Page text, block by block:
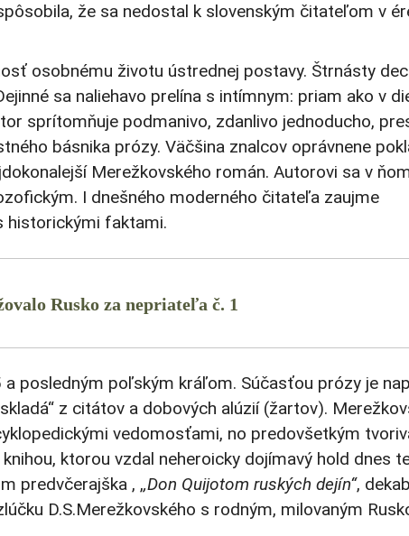
že sa nedostal k slovenským čitateľom v
osobnému životu ústrednej postavy. Štrnásty
sa naliehavo prelína s intímnym: priam ako v
sprítomňuje podmanivo, zdanlivo jednoducho,
básnika prózy. Väčšina znalcov oprávnene
Merežkovského román. Autorovi sa v
I dnešného moderného čitateľa zaujme
historickými faktami.
Rusko za nepriateľa č. 1
posledným poľským kráľom. Súčasťou prózy je
z citátov a dobových alúzií (žartov).
vedomosťami, no predovšetkým
ktorou vzdal neheroicky dojímavý hold dnes
m predvčerajška , ,,Don Quijotom ruských dejín“,
D.S.Merežkovského s rodným, milovaným